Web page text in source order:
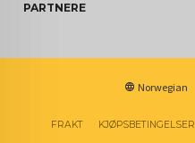
PARTNERE
Norwegian
FRAKT KJØPSBETINGELSER